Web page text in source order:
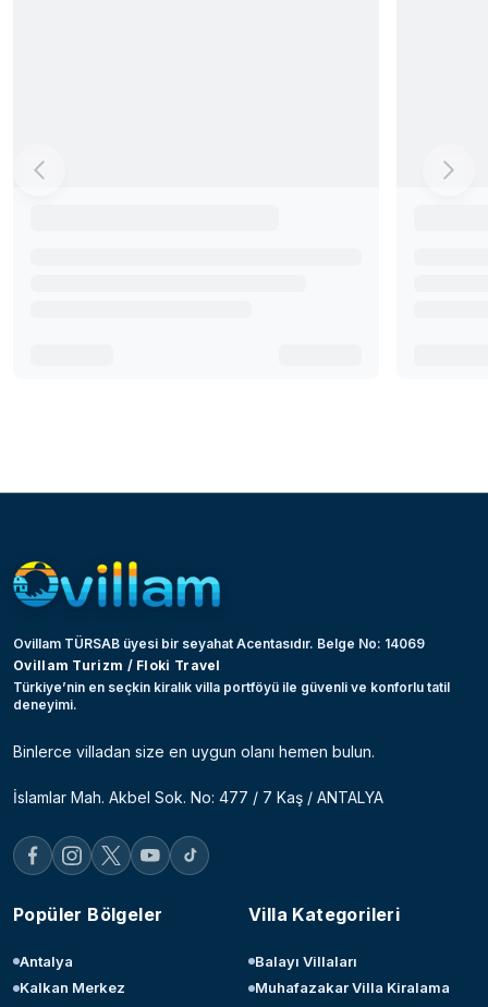
Ovillam TÜRSAB üyesi bir seyahat Acentasıdır. Belge No: 14069
Ovillam Turizm / Floki Travel
Türkiye’nin en seçkin kiralık villa portföyü ile güvenli ve konforlu tatil
deneyimi.
Binlerce villadan size en uygun olanı hemen bulun.
İslamlar Mah. Akbel Sok. No: 477 / 7 Kaş / ANTALYA
Popüler Bölgeler
Antalya
Kalkan Merkez
Villa Kategorileri
Balayı Villaları
Muhafazakar Villa Kiralama